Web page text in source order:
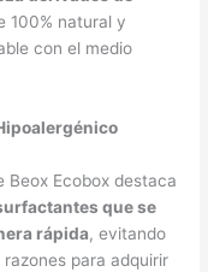
100% natural y
con el medio
Beox Ecobox destaca
que se
rápida, evitando
para adquirir